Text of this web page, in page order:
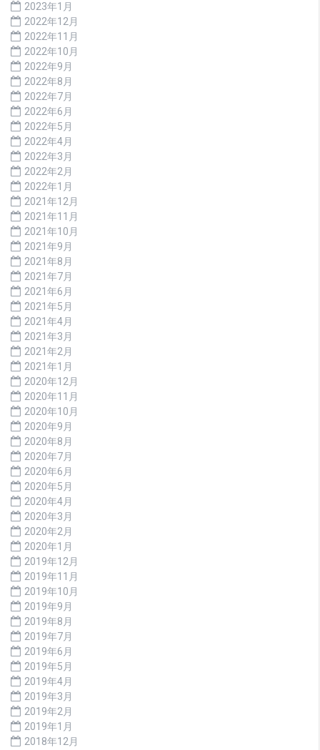
2023年1月
2022年12月
2022年11月
2022年10月
2022年9月
2022年8月
2022年7月
2022年6月
2022年5月
2022年4月
2022年3月
2022年2月
2022年1月
2021年12月
2021年11月
2021年10月
2021年9月
2021年8月
2021年7月
2021年6月
2021年5月
2021年4月
2021年3月
2021年2月
2021年1月
2020年12月
2020年11月
2020年10月
2020年9月
2020年8月
2020年7月
2020年6月
2020年5月
2020年4月
2020年3月
2020年2月
2020年1月
2019年12月
2019年11月
2019年10月
2019年9月
2019年8月
2019年7月
2019年6月
2019年5月
2019年4月
2019年3月
2019年2月
2019年1月
2018年12月